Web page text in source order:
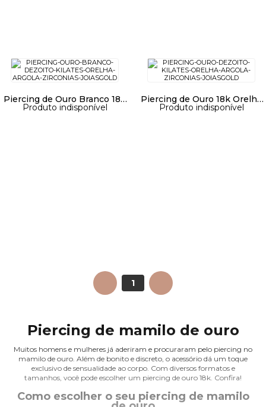
Piercing de Ouro Branco 18k
Orelha Argola com Zircônias
Produto indisponível
Piercing de Ouro 18k Orelha
Argola com Zircônias
Produto indisponível
ANTERIOR 1 PRÓXIMO
Piercing de mamilo de ouro
Muitos homens e mulheres já aderiram e procuraram pelo piercing no
mamilo de ouro. Além de bonito e discreto, o acessório dá um toque
exclusivo de sensualidade ao corpo. Com diversos formatos e
tamanhos, você pode escolher um piercing de ouro 18k. Confira!
Como escolher o seu piercing de mamilo